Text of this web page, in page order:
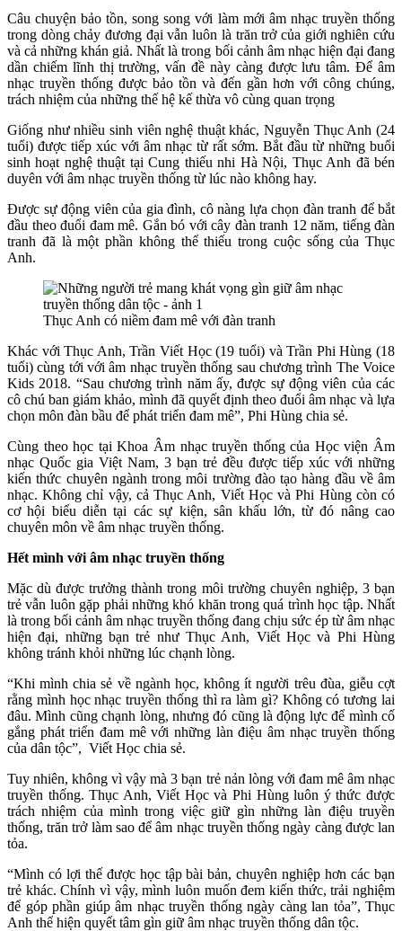
Câu chuyện bảo tồn, song song với làm mới âm nhạc truyền thống
trong dòng chảy đương đại vẫn luôn là trăn trở của giới nghiên cứu
và cả những khán giả. Nhất là trong bối cảnh âm nhạc hiện đại đang
dần chiếm lĩnh thị trường, vấn đề này càng được lưu tâm. Để âm
nhạc truyền thống được bảo tồn và đến gần hơn với công chúng,
trách nhiệm của những thế hệ kế thừa vô cùng quan trọng
Giống như nhiều sinh viên nghệ thuật khác, Nguyễn Thục Anh (24
tuổi) được tiếp xúc với âm nhạc từ rất sớm. Bắt đầu từ những buổi
sinh hoạt nghệ thuật tại Cung thiếu nhi Hà Nội, Thục Anh đã bén
duyên với âm nhạc truyền thống từ lúc nào không hay.
Được sự động viên của gia đình, cô nàng lựa chọn đàn tranh để bắt
đầu theo đuổi đam mê. Gắn bó với cây đàn tranh 12 năm, tiếng đàn
tranh đã là một phần không thể thiếu trong cuộc sống của Thục
Anh.
Thục Anh có niềm đam mê với đàn tranh
Khác với Thục Anh, Trần Viết Học (19 tuổi) và Trần Phi Hùng (18
tuổi) cùng tới với âm nhạc truyền thống sau chương trình The Voice
Kids 2018. “Sau chương trình năm ấy, được sự động viên của các
cô chú ban giám khảo, mình đã quyết định theo đuổi âm nhạc và lựa
chọn môn đàn bầu để phát triển đam mê”, Phi Hùng chia sẻ.
Cùng theo học tại Khoa Âm nhạc truyền thống của Học viện Âm
nhạc Quốc gia Việt Nam, 3 bạn trẻ đều được tiếp xúc với những
kiến thức chuyên ngành trong môi trường đào tạo hàng đầu về âm
nhạc. Không chỉ vậy, cả Thục Anh, Viết Học và Phi Hùng còn có
cơ hội biểu diễn tại các sự kiện, sân khấu lớn, từ đó nâng cao
chuyên môn về âm nhạc truyền thống.
Hết mình với âm nhạc truyền thống
Mặc dù được trưởng thành trong môi trường chuyên nghiệp, 3 bạn
trẻ vẫn luôn gặp phải những khó khăn trong quá trình học tập. Nhất
là trong bối cảnh âm nhạc truyền thống đang chịu sức ép từ âm nhạc
hiện đại, những bạn trẻ như Thục Anh, Viết Học và Phi Hùng
không tránh khỏi những lúc chạnh lòng.
“Khi mình chia sẻ về ngành học, không ít người trêu đùa, giễu cợt
rằng mình học nhạc truyền thống thì ra làm gì? Không có tương lai
đâu. Mình cũng chạnh lòng, nhưng đó cũng là động lực để mình cố
gắng phát triển đam mê với những làn điệu âm nhạc truyền thống
của dân tộc”, Viết Học chia sẻ.
Tuy nhiên, không vì vậy mà 3 bạn trẻ nản lòng với đam mê âm nhạc
truyền thống. Thục Anh, Viết Học và Phi Hùng luôn ý thức được
trách nhiệm của mình trong việc giữ gìn những làn điệu truyền
thống, trăn trở làm sao để âm nhạc truyền thống ngày càng được lan
tỏa.
“Mình có lợi thế được học tập bài bản, chuyên nghiệp hơn các bạn
trẻ khác. Chính vì vậy, mình luôn muốn đem kiến thức, trải nghiệm
để góp phần giúp âm nhạc truyền thống ngày càng lan tỏa”, Thục
Anh thể hiện quyết tâm gìn giữ âm nhạc truyền thống dân tộc.